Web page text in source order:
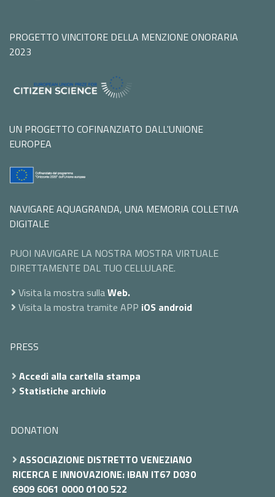
PROGETTO VINCITORE DELLA MENZIONE ONORARIA
2023
UN PROGETTO COFINANZIATO DALL'UNIONE
EUROPEA
NAVIGARE AQUAGRANDA, UNA MEMORIA COLLETIVA
DIGITALE
PUOI NAVIGARE LA NOSTRA MOSTRA VIRTUALE
DIRETTAMENTE DAL TUO CELLULARE.
Visita la mostra sullaWeb.
Visita la mostra tramite APP iOS android
PRESS
Accedi alla cartella stampa
Statistiche archivio
DONATION
ASSOCIAZIONE DISTRETTO VENEZIANO
RICERCA E INNOVAZIONE: IBAN IT67 D030
6909 6061 0000 0100 522